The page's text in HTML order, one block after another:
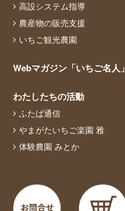
高設システム指導
農産物の販売支援
いちご観光農園
Webマガジン「いちご名人」
わたしたちの活動
ふたば通信
やまがたいちご楽園 雅
体験農園 みとか